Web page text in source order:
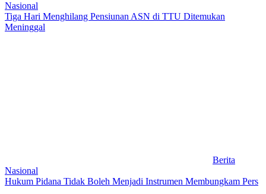
Nasional
Tiga Hari Menghilang Pensiunan ASN di TTU Ditemukan
Meninggal
Berita
Nasional
Hukum Pidana Tidak Boleh Menjadi Instrumen Membungkam Pers